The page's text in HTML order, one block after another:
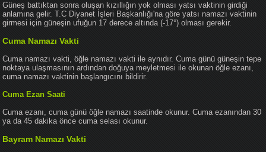
Güneş battıktan sonra oluşan kızıllığın yok olması yatsı vaktinin girdiği
anlamına gelir. T.C Diyanet İşleri Başkanlığı'na göre yatsı namazı vaktinin
girmesi için güneşin ufuğun 17 derece altında (-17°) olması gerekir.
Cuma Namazı Vakti
Cuma namazı vakti, öğle namazı vakti ile aynıdır. Cuma günü güneşin tepe
noktaya ulaşmasının ardından doğuya meyletmesi ile okunan öğle ezanı,
cuma namazı vaktinin başlangıcını bildirir.
Cuma Ezan Saati
Cuma ezanı, cuma günü öğle namazı saatinde okunur. Cuma ezanından 30
ya da 45 dakika önce cuma selası okunur.
Bayram Namazı Vakti